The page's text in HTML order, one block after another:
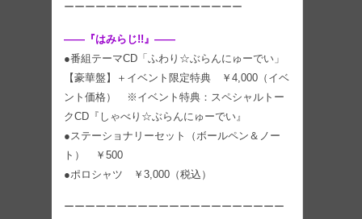
ーーーーーーーーーーーーーーーーー
――『はみらじ!!』――
●番組テーマCD「ふわり☆ぶらんにゅーでい」
【豪華盤】＋イベント限定特典 ￥4,000（イベ
ント価格） ※イベント特典：スペシャルトー
クCD『しゃべり☆ぶらんにゅーでい』
●ステーショナリーセット（ボールペン＆ノー
ト） ￥500
●ポロシャツ ￥3,000（税込）
ーーーーーーーーーーーーーーーーーーーーー